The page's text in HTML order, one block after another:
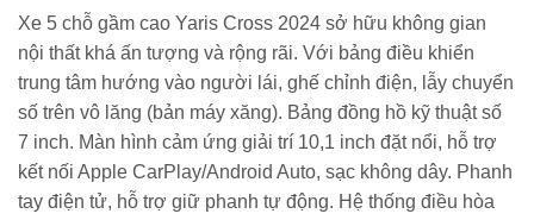
Xe 5 chỗ gầm cao Yaris Cross 2024 sở hữu không gian
nội thất khá ấn tượng và rộng rãi. Với bảng điều khiển
trung tâm hướng vào người lái, ghế chỉnh điện, lẫy chuyển
số trên vô lăng (bản máy xăng). Bảng đồng hồ kỹ thuật số
7 inch. Màn hình cảm ứng giải trí 10,1 inch đặt nổi, hỗ trợ
kết nối Apple CarPlay/Android Auto, sạc không dây. Phanh
tay điện tử, hỗ trợ giữ phanh tự động. Hệ thống điều hòa